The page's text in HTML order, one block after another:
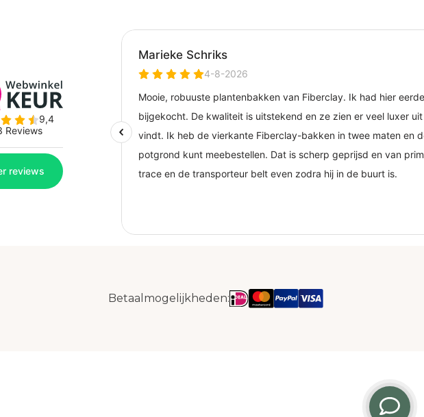
Betaalmogelijkheden: